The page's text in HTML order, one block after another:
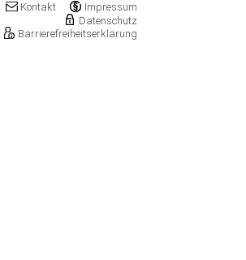
Impressum
Kontakt
Datenschutz
Barrierefreiheitserklärung